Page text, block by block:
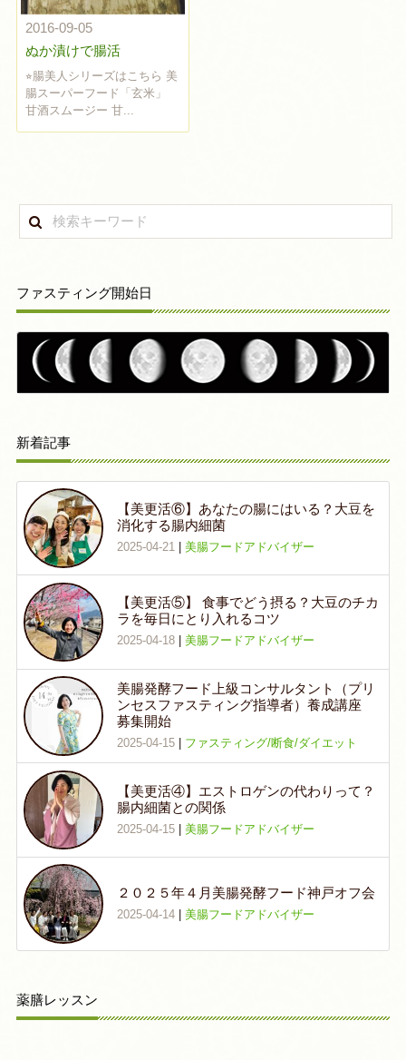
2016-09-05
ぬか漬けで腸活
⭐︎腸美人シリーズはこちら 美
腸スーパーフード「玄米」
甘酒スムージー 甘...
ファスティング開始日
新着記事
【美更活⑥】あなたの腸にはいる？大豆を
消化する腸内細菌
2025-04-21 美腸フードアドバイザー
【美更活⑤】 食事でどう摂る？大豆のチカ
ラを毎日にとり入れるコツ
2025-04-18| 美腸フードアドバイザー
美腸発酵フード上級コンサルタント（プリ
ンセスファスティング指導者）養成講座
募集開始
2025-04-15| ファスティング/断食/ダイエット
【美更活④】エストロゲンの代わりって？
腸内細菌との関係
2025-04-15| 美腸フードアドバイザー
２０２５年４月美腸発酵フード神戸オフ会
2025-04-14| 美腸フードアドバイザー
薬膳レッスン